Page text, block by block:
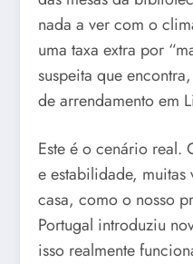
nada a ver com o
uma taxa extra por
suspeita que
de arrendamento em
Este é o cenário real.
e estabilidade, muitas
casa, como o nosso
Portugal introduziu
isso realmente